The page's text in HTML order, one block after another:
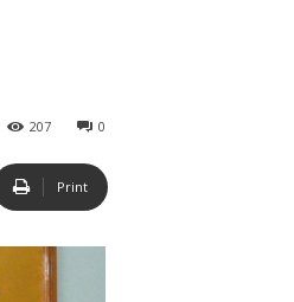
0
207
Print